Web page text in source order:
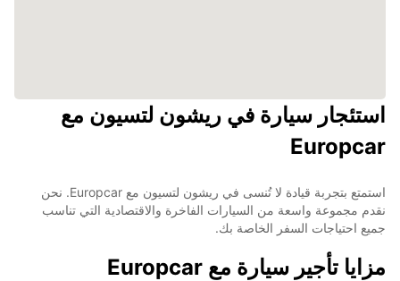
استئجار سيارة في ريشون لتسيون مع
Europcar
استمتع بتجربة قيادة لا تُنسى في ريشون لتسيون مع Europcar. نحن
نقدم مجموعة واسعة من السيارات الفاخرة والاقتصادية التي تناسب
جميع احتياجات السفر الخاصة بك.
مزايا تأجير سيارة مع Europcar